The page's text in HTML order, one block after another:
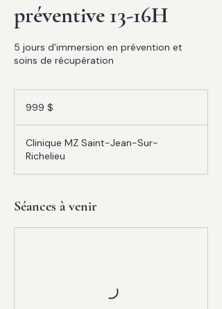
préventive 13-16H
5 jours d'immersion en prévention et
soins de récupération
999 $
Clinique MZ Saint-Jean-Sur-
Richelieu
Séances à venir